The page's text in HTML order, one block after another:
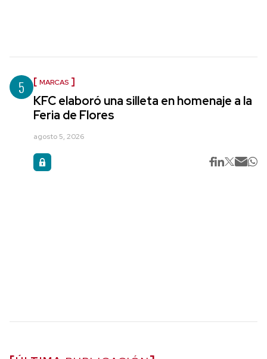
5 MARCAS
KFC elaboró una silleta en homenaje a la
Feria de Flores
agosto 5, 2026